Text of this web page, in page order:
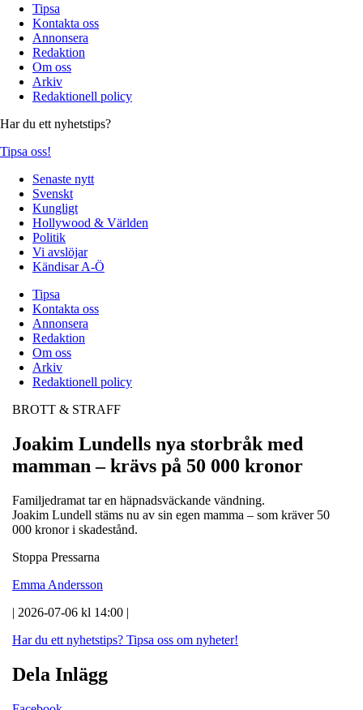
Tipsa
Kontakta oss
Annonsera
Redaktion
Om oss
Arkiv
Redaktionell policy
Har du ett nyhetstips?
Tipsa oss!
Senaste nytt
Svenskt
Kungligt
Hollywood & Världen
Politik
Vi avslöjar
Kändisar A-Ö
Tipsa
Kontakta oss
Annonsera
Redaktion
Om oss
Arkiv
Redaktionell policy
BROTT & STRAFF
Joakim Lundells nya storbråk med
mamman – krävs på 50 000 kronor
Familjedramat tar en häpnadsväckande vändning.
Joakim Lundell stäms nu av sin egen mamma – som kräver 50
000 kronor i skadestånd.
Stoppa Pressarna
Emma Andersson
| 2026-07-06 kl 14:00 |
Har du ett nyhetstips? Tipsa oss om nyheter!
Dela Inlägg